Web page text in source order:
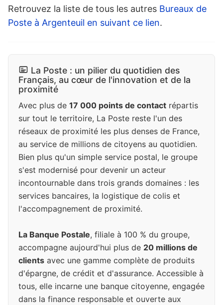
Retrouvez la liste de tous les autres Bureaux de
Poste à Argenteuil en suivant ce lien.
La Poste : un pilier du quotidien des
Français, au cœur de l'innovation et de la
proximité
Avec plus de 17 000 points de contact répartis
sur tout le territoire, La Poste reste l'un des
réseaux de proximité les plus denses de France,
au service de millions de citoyens au quotidien.
Bien plus qu'un simple service postal, le groupe
s'est modernisé pour devenir un acteur
incontournable dans trois grands domaines : les
services bancaires, la logistique de colis et
l'accompagnement de proximité.
La Banque Postale, filiale à 100 % du groupe,
accompagne aujourd'hui plus de 20 millions de
clients avec une gamme complète de produits
d'épargne, de crédit et d'assurance. Accessible à
tous, elle incarne une banque citoyenne, engagée
dans la finance responsable et ouverte aux